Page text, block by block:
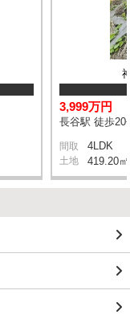
3,999万円
長谷駅 徒歩20
間取 4LDK
土地 419.20㎡